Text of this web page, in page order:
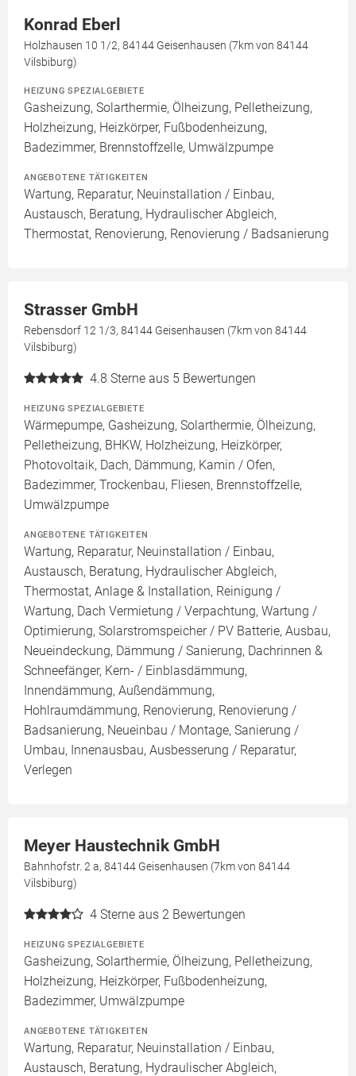
Konrad Eberl
Holzhausen 10 1/2, 84144 Geisenhausen (7km von 84144
Vilsbiburg)
HEIZUNG SPEZIALGEBIETE
Gasheizung, Solarthermie, Ölheizung, Pelletheizung,
Holzheizung, Heizkörper, Fußbodenheizung,
Badezimmer, Brennstoffzelle, Umwälzpumpe
ANGEBOTENE TÄTIGKEITEN
Wartung, Reparatur, Neuinstallation / Einbau,
Austausch, Beratung, Hydraulischer Abgleich,
Thermostat, Renovierung, Renovierung / Badsanierung
Strasser GmbH
Rebensdorf 12 1/3, 84144 Geisenhausen (7km von 84144
Vilsbiburg)
4.8 Sterne aus 5 Bewertungen
HEIZUNG SPEZIALGEBIETE
Wärmepumpe, Gasheizung, Solarthermie, Ölheizung,
Pelletheizung, BHKW, Holzheizung, Heizkörper,
Photovoltaik, Dach, Dämmung, Kamin / Ofen,
Badezimmer, Trockenbau, Fliesen, Brennstoffzelle,
Umwälzpumpe
ANGEBOTENE TÄTIGKEITEN
Wartung, Reparatur, Neuinstallation / Einbau,
Austausch, Beratung, Hydraulischer Abgleich,
Thermostat, Anlage & Installation, Reinigung /
Wartung, Dach Vermietung / Verpachtung, Wartung /
Optimierung, Solarstromspeicher / PV Batterie, Ausbau,
Neueindeckung, Dämmung / Sanierung, Dachrinnen &
Schneefänger, Kern- / Einblasdämmung,
Innendämmung, Außendämmung,
Hohlraumdämmung, Renovierung, Renovierung /
Badsanierung, Neueinbau / Montage, Sanierung /
Umbau, Innenausbau, Ausbesserung / Reparatur,
Verlegen
Meyer Haustechnik GmbH
Bahnhofstr. 2 a, 84144 Geisenhausen (7km von 84144
Vilsbiburg)
4 Sterne aus 2 Bewertungen
HEIZUNG SPEZIALGEBIETE
Gasheizung, Solarthermie, Ölheizung, Pelletheizung,
Holzheizung, Heizkörper, Fußbodenheizung,
Badezimmer, Umwälzpumpe
ANGEBOTENE TÄTIGKEITEN
Wartung, Reparatur, Neuinstallation / Einbau,
Austausch, Beratung, Hydraulischer Abgleich,